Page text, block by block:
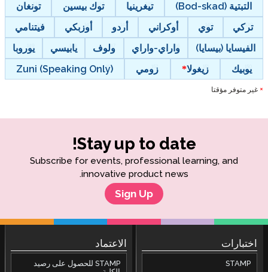
التبتية (Bod-skad)
تيغرينيا توك بيسين
تونغان
تركي
توي أوكراني أردو أوزبكي
فيتنامي
الفيسايا (بيسايا)
واراي-واراي ولوف يابيسي
يوروبا
يوبيك
زيغولا زومي Zuni (Speaking Only)
* غير متوفر مؤقتا
Stay up to date!
Subscribe for events, professional learning, and
innovative product news.
Sign Up
اختبارات
STAMP
الاعتماد
STAMP للحصول على رصيد